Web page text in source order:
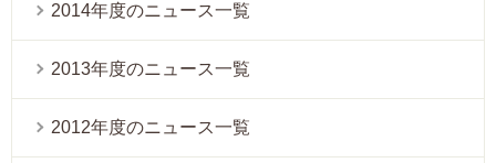
2014年度のニュース一覧
2013年度のニュース一覧
2012年度のニュース一覧